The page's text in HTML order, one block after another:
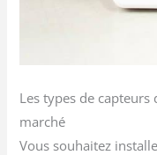
Les types de
marché
Vous souhaitez